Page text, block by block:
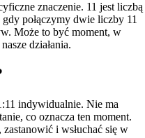
znaczenie. 11 jest liczbą
połączymy dwie liczby 11
Może to być moment, w
działania.
indywidualnie. Nie ma
co oznacza ten moment.
i wsłuchać się w